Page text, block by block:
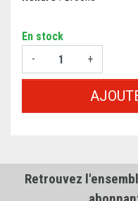
En stock
-
+
Retrouvez